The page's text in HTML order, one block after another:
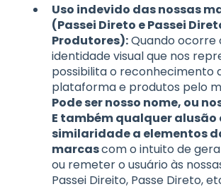
Uso indevido das nossas
(Passei Direto e Passei
Produtores):Quando ocorre
identidade visual que nos
possibilita o reconhecimento
plataforma e produtos pelo
Pode ser nosso nome, ou
E também qualquer alusão
similaridade a elementos
marcascom o intuito de
ou remeter o usuário às
Passei Direito, Passe Direto,